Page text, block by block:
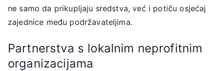
ne samo da prikupljaju sredstva, već i potiču osjećaj
zajednice među podržavateljima.
Partnerstva s lokalnim neprofitnim
organizacijama